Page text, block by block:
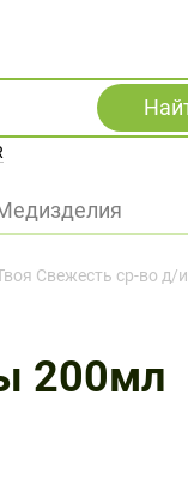
Медицинская
Избранное
Свежесть ср-во
200мл